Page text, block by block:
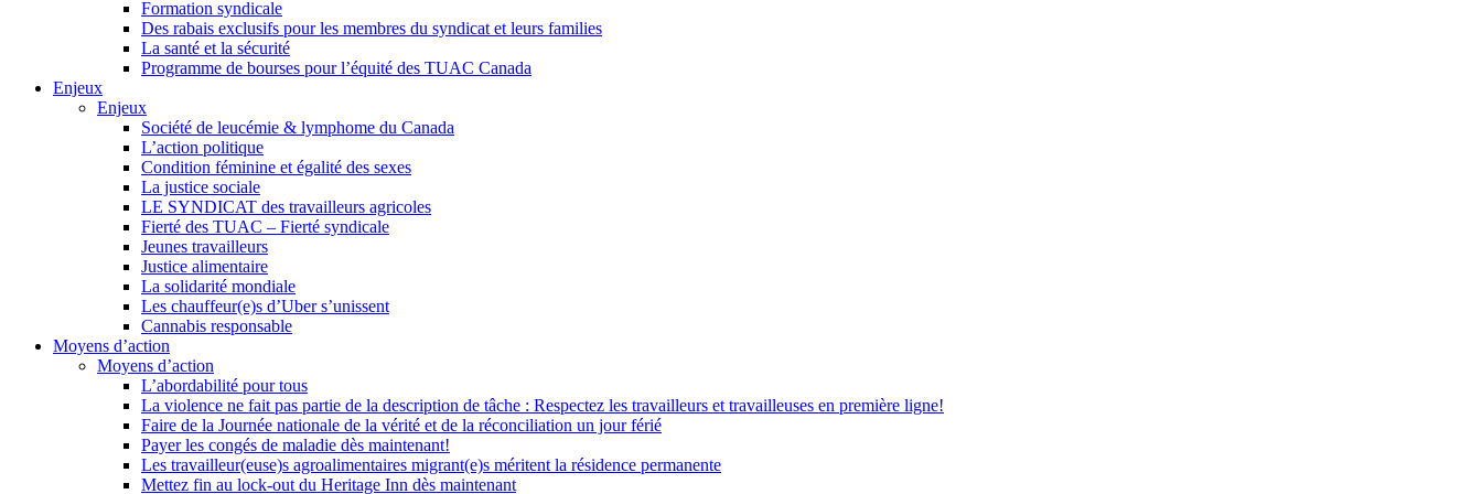
Formation syndicale
Des rabais exclusifs pour les membres du syndicat et leurs families
La santé et la sécurité
Programme de bourses pour l’équité des TUAC Canada
Enjeux
Enjeux
Société de leucémie & lymphome du Canada
L’action politique
Condition féminine et égalité des sexes
La justice sociale
LE SYNDICAT des travailleurs agricoles
Fierté des TUAC – Fierté syndicale
Jeunes travailleurs
Justice alimentaire
La solidarité mondiale
Les chauffeur(e)s d’Uber s’unissent
Cannabis responsable
Moyens d’action
Moyens d’action
L’abordabilité pour tous
La violence ne fait pas partie de la description de tâche : Respectez les travailleurs et travailleuses en première ligne!
Faire de la Journée nationale de la vérité et de la réconciliation un jour férié
Payer les congés de maladie dès maintenant!
Les travailleur(euse)s agroalimentaires migrant(e)s méritent la résidence permanente
Mettez fin au lock-out du Heritage Inn dès maintenant